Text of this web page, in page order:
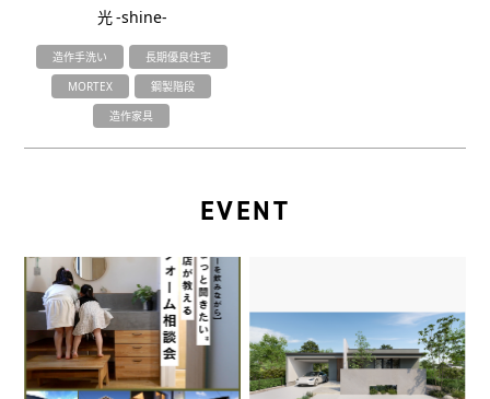
光 -shine-
造作手洗い
長期優良住宅
MORTEX
鋼製階段
造作家具
EVENT